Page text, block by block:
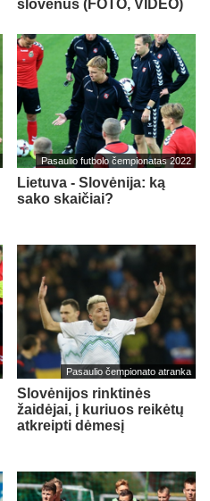
slovėnus (FOTO, VIDEO)
Pasaulio futbolo čempionatas 2022
Lietuva - Slovėnija: ką
sako skaičiai?
Pasaulio čempionato atranka
Slovėnijos rinktinės
žaidėjai, į kuriuos reikėtų
atkreipti dėmesį